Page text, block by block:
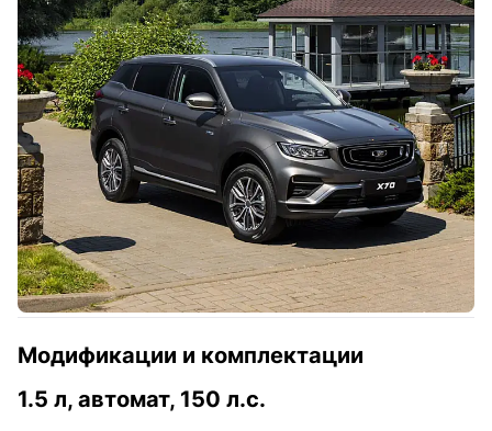
Модификации и комплектации
1.5 л, автомат, 150 л.с.